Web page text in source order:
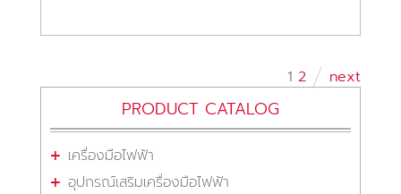
1 2 next
PRODUCT CATALOG
เครื่องมือไฟฟ้า
อุปกรณ์เสริมเครื่องมือไฟฟ้า